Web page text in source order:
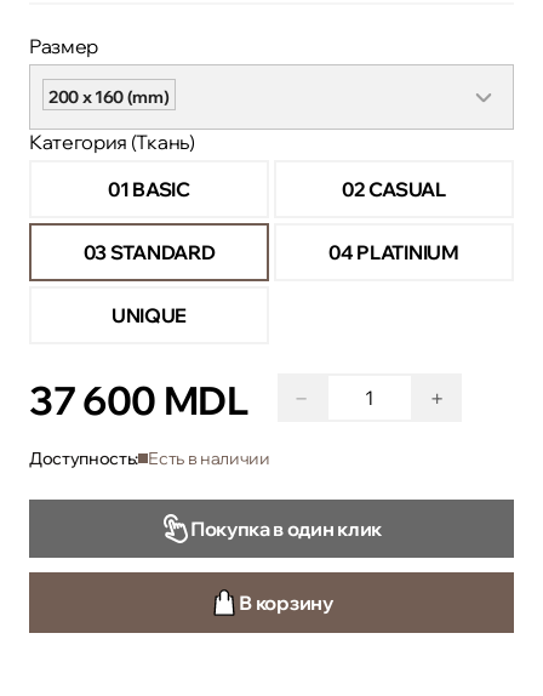
Размер
200 x 160 (mm)
Категория (Ткань)
01 BASIC
02 CASUAL
03 STANDARD 04 PLATINIUM
UNIQUE
37 600 MDL − +
Доступность: Есть в наличии
Покупка в один клик
В корзину